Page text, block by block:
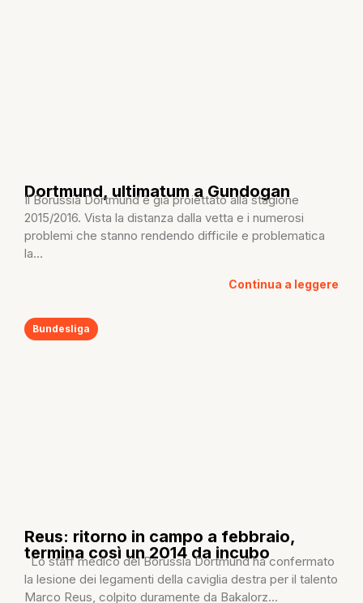
Dortmund, ultimatum a Gundogan
Il Borussia Dortmund è già proiettato alla stagione
2015/2016. Vista la distanza dalla vetta e i numerosi
problemi che stanno rendendo difficile e problematica
la...
Continua a leggere
Bundesliga
Reus: ritorno in campo a febbraio,
termina così un 2014 da incubo
Lo staff medico del Borussia Dortmund ha confermato
la lesione dei legamenti della caviglia destra per il talento
Marco Reus, colpito duramente da Bakalorz...